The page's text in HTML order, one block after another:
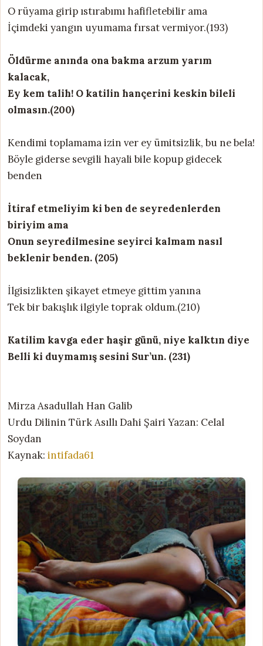
O rüyama girip ıstırabımı hafifletebilir ama
İçimdeki yangın uyumama fırsat vermiyor.(193)
Öldürme anında ona bakma arzum yarım
kalacak,
Ey kem talih! O katilin hançerini keskin bileli
olmasın.(200)
Kendimi toplamama izin ver ey ümitsizlik, bu ne bela!
Böyle giderse sevgili hayali bile kopup gidecek
benden
İtiraf etmeliyim ki ben de seyredenlerden
biriyim ama
Onun seyredilmesine seyirci kalmam nasıl
beklenir benden. (205)
İlgisizlikten şikayet etmeye gittim yanına
Tek bir bakışlık ilgiyle toprak oldum.(210)
Katilim kavga eder haşir günü, niye kalktın diye
Belli ki duymamış sesini Sur’un. (231)
Mirza Asadullah Han Galib
Urdu Dilinin Türk Asıllı Dahi Şairi Yazan: Celal
Soydan
Kaynak: intifada61